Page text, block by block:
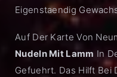
Eigenstaendig
Auf Der Karte Von
Nudeln Mit Lamm In
Gefuehrt. Das Hilft Bei